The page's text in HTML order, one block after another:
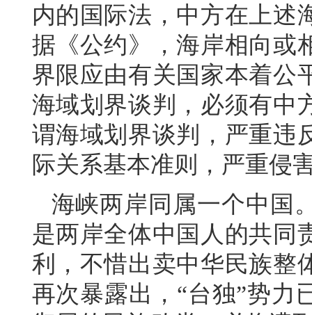
内的国际法，中方在上述
据《公约》，海岸相向或
界限应由有关国家本着公
海域划界谈判，必须有中
谓海域划界谈判，严重违
际关系基本准则，严重侵
海峡两岸同属一个中国
是两岸全体中国人的共同
利，不惜出卖中华民族整
再次暴露出，“台独”势力